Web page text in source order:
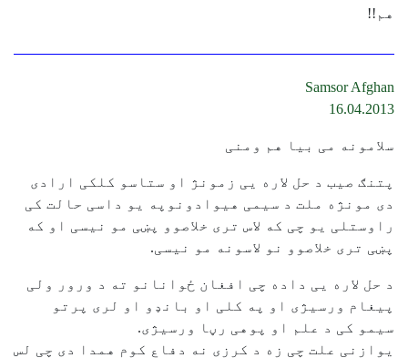
هم!!
Samsor Afghan
16.04.2013
سلامونه می بیا هم ومنی
پتنګ صیب د حل لاره یی زمونژ او ستاسو کلکی ارادی
دی مونژه ملت د سیمی هیوادونوپه یو داسی حالت کی
راوستلی یو چی که لاس تری خلاصوو پښی مو نیسی او که
پښی تری خلاصوو نو لاسونه مو نیسی.
د حل لاره یی داده چی افغان ځوانانو ته د ورور ولی
پیغام ورسیژی او په کلی او بانډو او لری پرتو
سیمو کی د علم او پوهی رڼا ورسیژی.
یوازنی علت چی زه د کرزی نه دفاع کوم همدا دی چی لس